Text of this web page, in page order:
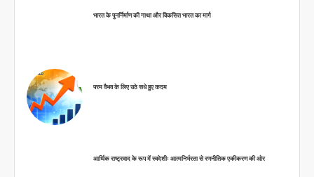
भारत के पुनर्निर्माण की गाथा और विकसित भारत का मार्ग
परम वैभव के लिए उठे सधे हुए कदम
आर्थिक राष्ट्रवाद के रूप में स्वदेशीः आत्मनिर्भरता से रणनीतिक एकीकरण की ओर